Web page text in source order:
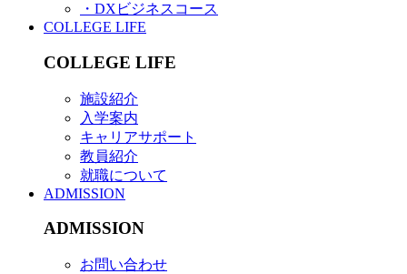
・DXビジネスコース
COLLEGE LIFE
COLLEGE LIFE
施設紹介
入学案内
キャリアサポート
教員紹介
就職について
ADMISSION
ADMISSION
お問い合わせ